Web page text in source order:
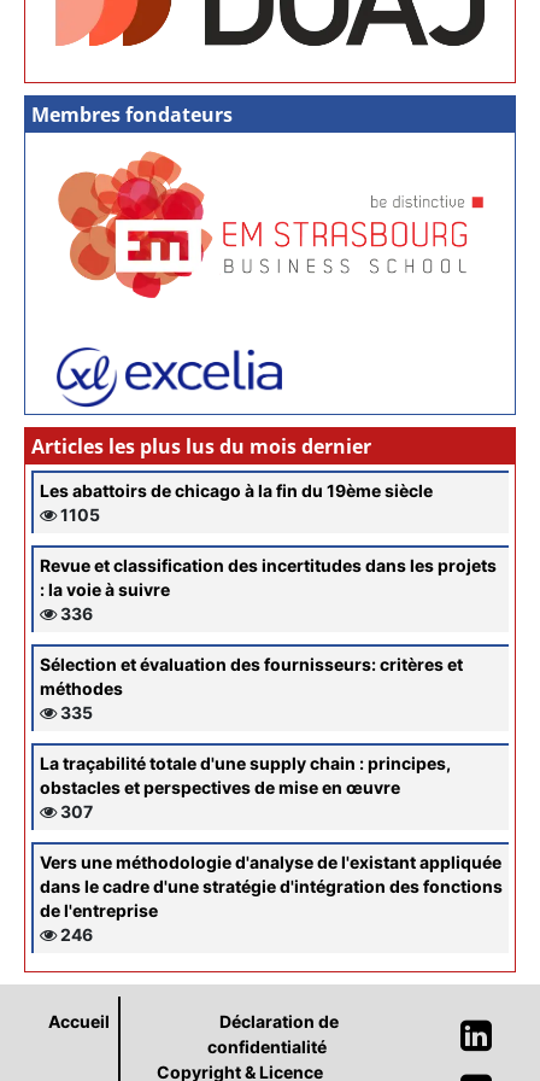
Membres fondateurs
Articles les plus lus du mois dernier
Les abattoirs de chicago à la fin du 19ème siècle
1105
Revue et classification des incertitudes dans les projets
: la voie à suivre
336
Sélection et évaluation des fournisseurs: critères et
méthodes
335
La traçabilité totale d'une supply chain : principes,
obstacles et perspectives de mise en œuvre
307
Vers une méthodologie d'analyse de l'existant appliquée
dans le cadre d'une stratégie d'intégration des fonctions
de l'entreprise
246
Accueil
Déclaration de
confidentialité
Copyright & Licence